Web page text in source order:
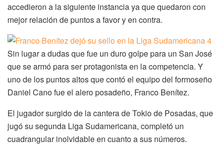
accedieron a la siguiente instancia ya que quedaron con
mejor relación de puntos a favor y en contra.
Sin lugar a dudas que fue un duro golpe para un San José
que se armó para ser protagonista en la competencia. Y
uno de los puntos altos que contó el equipo del formoseño
Daniel Cano fue el alero posadeño, Franco Benítez.
El jugador surgido de la cantera de Tokio de Posadas, que
jugó su segunda Liga Sudamericana, completó un
cuadrangular inolvidable en cuanto a sus números.